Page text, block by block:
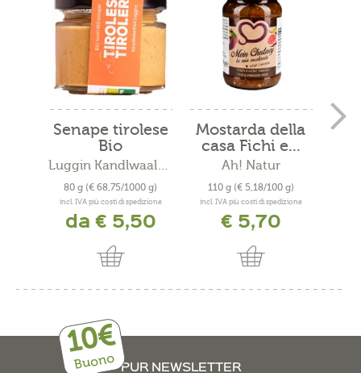
Senape tirolese
Bio
Luggin Kandlwaalhof
80 g (€ 68,75/1000 g)
incl. IVA più costi di spedizione
da € 5,50
Mostarda della
casa Fichi e...
Ah! Natur
110 g (€ 5,18/100 g)
incl. IVA più costi di spedizione
€ 5,70
10€
Buono PUR NEWSLETTER